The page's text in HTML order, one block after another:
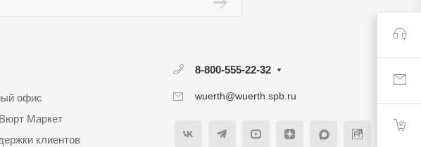
офис
Маркет
клиентов
8-800-555-22-32
wuerth@wuerth.spb.ru